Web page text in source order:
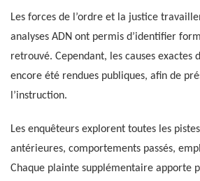
Les forces de l’ordre et la justice
analyses ADN ont permis d’identifier
retrouvé. Cependant, les causes exactes
encore été rendues publiques, afin de
l’instruction.
Les enquêteurs explorent toutes les
antérieures, comportements passés,
Chaque plainte supplémentaire apporte